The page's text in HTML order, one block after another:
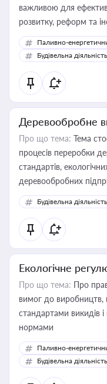
важливою для
розвитку, реформ та
Паливно-
Будівельна діяльність
Деревообробне
Про що тема: Тема
процесів переробки
стандартів,
деревообробних
Будівельна діяльність
Екологічне
Про що тема: Про
вимог до виробництв,
стандартами викидів
нормами
Паливно-
Будівельна діяльність